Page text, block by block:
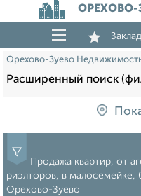
ОРЕХОВО-
Орехово-Зуево
Расширенный поиск
Продажа квартир, от
риэлторов, в малосемейке,
Орехово-Зуево